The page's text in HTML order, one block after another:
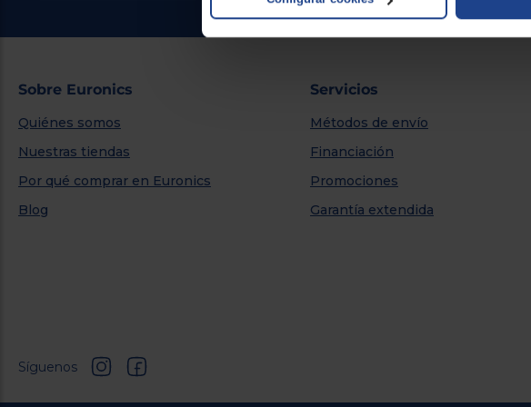
Sobre Euronics
Quiénes somos
Nuestras tiendas
Por qué comprar en Euronics
Blog
Servicios
Métodos de envío
Financiación
Promociones
Garantía extendida
Síguenos